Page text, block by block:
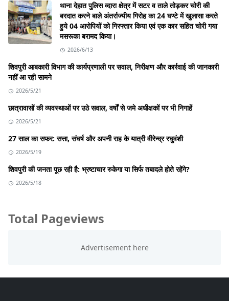
थाना देहात पुलिस व्दारा क्षेत्र में सटर व ताले तोड़कर चोरी की
बरदात करने बाले अंतर्राज्यीय गिरोह का 24 घण्टे में खुलासा करते
हुये 04 आरोपियों को गिरफ्तार किया एवं एक कार सहित चोरी गया
मसरूका बरामद किया।
2026/6/13
शिवपुरी आबकारी विभाग की कार्यप्रणाली पर सवाल, निरीक्षण और कार्रवाई की जानकारी
नहीं आ रही सामने
2026/5/21
छात्रावासों की व्यवस्थाओं पर उठे सवाल, वर्षों से जमे अधीक्षकों पर भी निगाहें
2026/5/21
27 साल का सफर: सत्ता, संघर्ष और अपनी राह के यात्री वीरेन्द्र रघुवंशी
2026/5/19
शिवपुरी की जनता पूछ रही है: भ्रष्टाचार रुकेगा या सिर्फ तबादले होते रहेंगे?
2026/5/18
Total Pageviews